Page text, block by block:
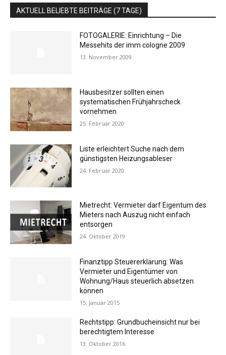
AKTUELL BELIEBTE BEITRÄGE (7 TAGE)
FOTOGALERIE: Einrichtung – Die
Messehits der imm cologne 2009
13. November 2009
Hausbesitzer sollten einen
systematischen Frühjahrscheck
vornehmen
25. Februar 2020
Liste erleichtert Suche nach dem
günstigsten Heizungsableser
24. Februar 2020
Mietrecht: Vermieter darf Eigentum des
Mieters nach Auszug nicht einfach
entsorgen
24. Oktober 2019
Finanztipp Steuererklärung: Was
Vermieter und Eigentümer von
Wohnung/Haus steuerlich absetzen
können
15. Januar 2015
Rechtstipp: Grundbucheinsicht nur bei
berechtigtem Interesse
13. Oktober 2016